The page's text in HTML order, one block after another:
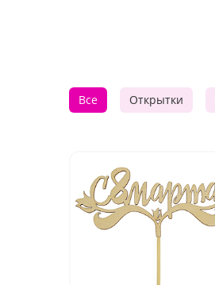
Все Открытки